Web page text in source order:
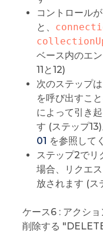
コントロールが
と、
ベース内のエ
11と12)
次のステップは
を呼び出すこ
によって引き
す (ステップ
01 を参照して
ステップ2でリ
場合、リクエ
放されます (ス
ケース6 : アクシ
削除する